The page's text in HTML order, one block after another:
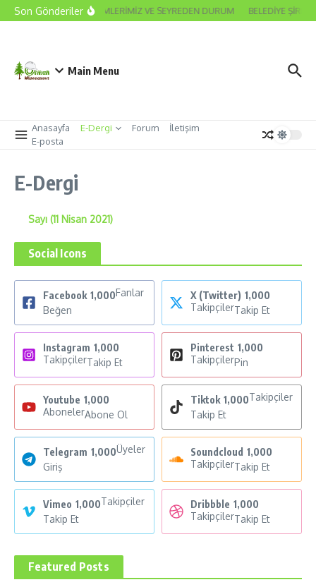
İçeriğe atla
Son Gönderiler
2026 ODA SEÇİMLERİMİZ VE SEYREDEN DURUM BELEDİYE
Main Menu
Anasayfa E-Dergi Forum
İletişim
E-posta
E-Dergi
Sayı (11 Nisan 2021)
Social Icons
Facebook 1,000Fanlar
Beğen
X (Twitter) 1,000
TakipçilerTakip Et
Instagram 1,000
TakipçilerTakip Et
Pinterest 1,000
TakipçilerPin
Youtube 1,000
AbonelerAbone Ol
Tiktok 1,000Takipçiler
Takip Et
Telegram 1,000Üyeler
Giriş
Soundcloud 1,000
TakipçilerTakip Et
Vimeo 1,000Takipçiler
Takip Et
Dribbble 1,000
TakipçilerTakip Et
Featured Posts